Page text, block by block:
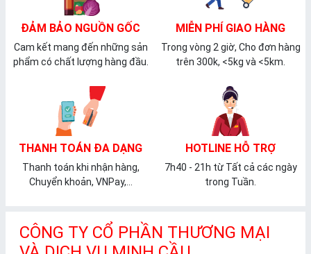
ĐẢM BẢO NGUỒN GỐC
Cam kết mang đến những sản
phẩm có chất lượng hàng đầu.
MIỄN PHÍ GIAO HÀNG
Trong vòng 2 giờ, Cho đơn hàng
trên 300k, <5kg và <5km.
THANH TOÁN ĐA DẠNG
Thanh toán khi nhận hàng,
Chuyển khoản, VNPay,...
HOTLINE HỖ TRỢ
7h40 - 21h từ Tất cả các ngày
trong Tuần.
CÔNG TY CỔ PHẦN THƯƠNG MẠI